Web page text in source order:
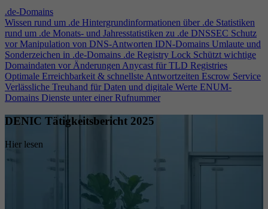
.de-Domains
Wissen rund um .de Hintergrundinformationen über .de Statistiken
rund um .de Monats- und Jahresstatistiken zu .de DNSSEC Schutz
vor Manipulation von DNS-Antworten IDN-Domains Umlaute und
Sonderzeichen in .de-Domains .de Registry Lock Schützt wichtige
Domaindaten vor ÄnderungenAnycast für TLD Registries
Optimale Erreichbarkeit & schnellste Antwortzeiten Escrow Service
Verlässliche Treuhand für Daten und digitale Werte ENUM-
Domains Dienste unter einer Rufnummer
DENIC Tätigkeitsbericht 2025
Hier lesen